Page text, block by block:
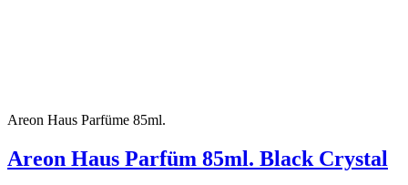
Areon Haus Parfüme 85ml.
Areon Haus Parfüm 85ml. Black Crystal